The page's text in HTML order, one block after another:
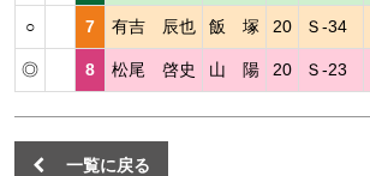
○ 7 有吉 辰也 飯 塚 20 Ｓ-34
◎ 8 松尾 啓史 山 陽 20 Ｓ-23
一覧に戻る